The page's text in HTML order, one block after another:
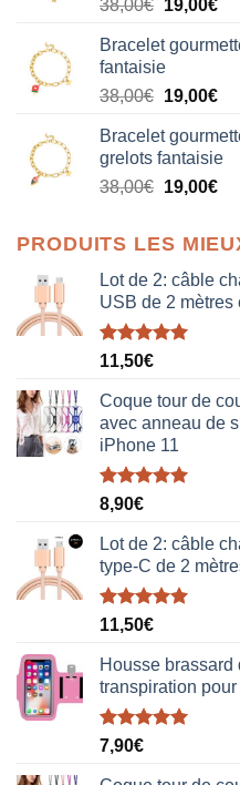
38,00€ Le
initial
était :
38,00€.
19,00€Le
Bracelet
fantaisie
38,00€ Le
initial
était :
38,00€.
19,00€Le
est :
Bracelet
grelots fantaisie
38,00€ Le
était :
38,00€.
19,00€Le
PRODUITS LES
Lot de 2: câble
USB de 2 mètres
Note5.00
11,50€
Coque tour de
avec anneau de
iPhone 11
Note5.00
8,90€
Lot de 2: câble
type-C de 2
Note5.00
11,50€
Housse brassard
transpiration
Note5.00
7,90€